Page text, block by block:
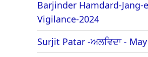
Barjinder Hamdard-Jang-
Vigilance-2024
Surjit Patar -ਅਲਵਿਦਾ -